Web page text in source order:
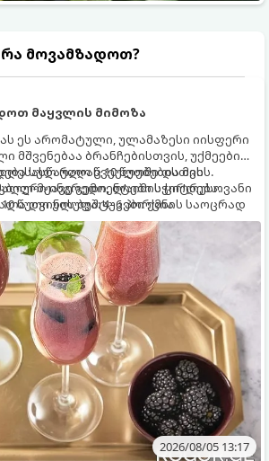
რა მოვამზადოთ?
მაყვლის მიმოზა
ეს არომატული, ულამაზესი იისფერი
მშვენებაა ბრანჩებისთვის, უქმეების
წვეულებებისთვის.
მჟავე გემო, ლაიმის ციტრუსოვანი
ღვინის ბუშტუკები ქმნის საოცრად
კოქტეილს.
სულ რაღაც 10 წუთში და მის
ინგრედიენტები სჭირდება.
წუთი ულუფა: 4–6 პორცია
2026/08/05 13:17